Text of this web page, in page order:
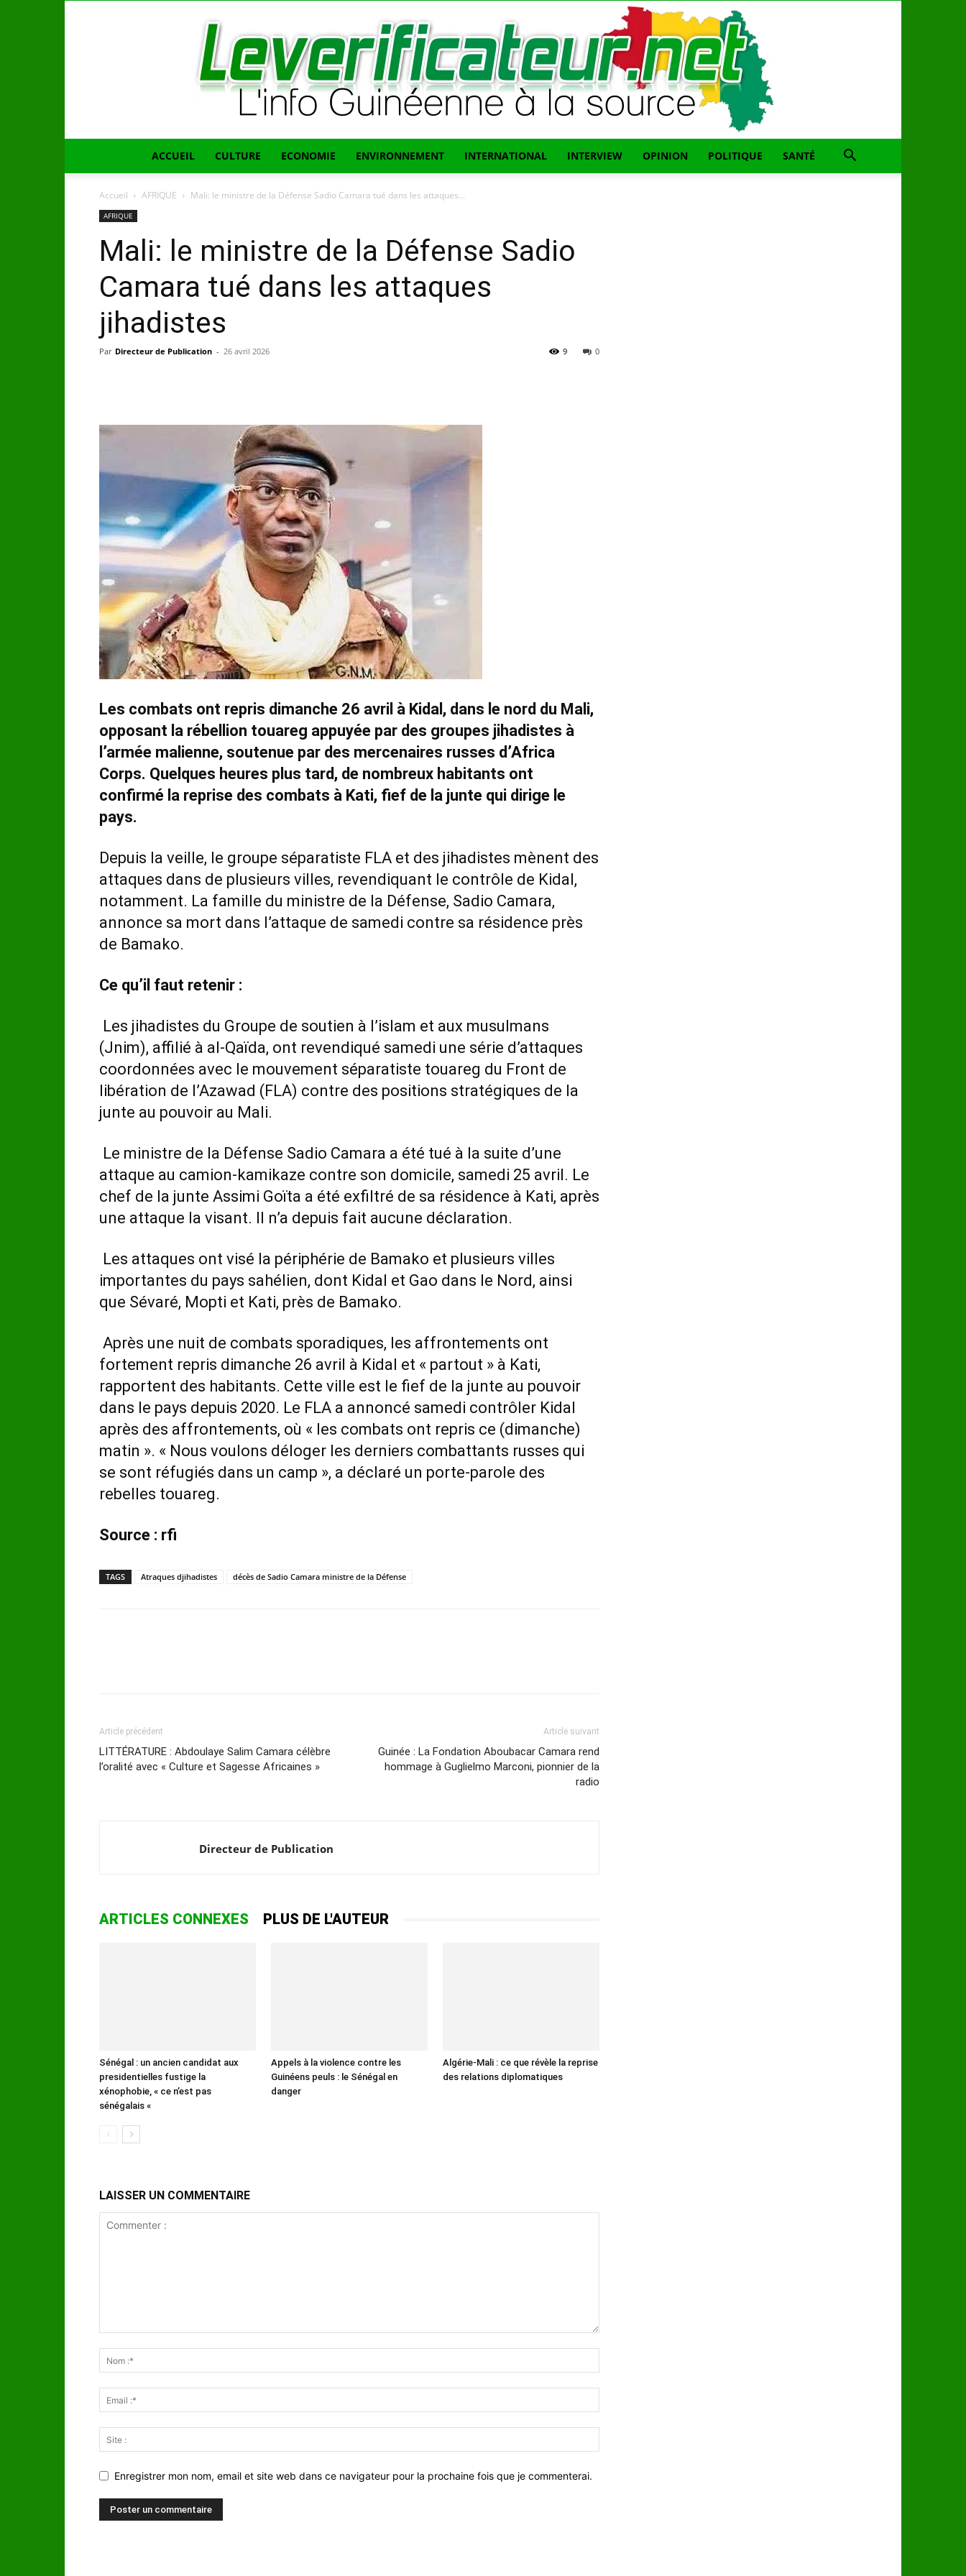
ACCUEIL CULTURE ECONOMIE ENVIRONNEMENT INTERNATIONAL INTERVIEW OPINION POLITIQUE SANTÉ
Accueil AFRIQUE Mali: le ministre de la Défense Sadio Camara tué dans les attaques...
AFRIQUE
Mali: le ministre de la Défense Sadio
Camara tué dans les attaques
jihadistes
Par Directeur de Publication - 26 avril 2026 0
9
Les combats ont repris dimanche 26 avril à Kidal, dans le nord du Mali,
opposant la rébellion touareg appuyée par des groupes jihadistes à
l’armée malienne, soutenue par des mercenaires russes d’Africa
Corps. Quelques heures plus tard, de nombreux habitants ont
confirmé la reprise des combats à Kati, fief de la junte qui dirige le
pays.
Depuis la veille, le groupe séparatiste FLA et des jihadistes mènent des
attaques dans de plusieurs villes, revendiquant le contrôle de Kidal,
notamment. La famille du ministre de la Défense, Sadio Camara,
annonce sa mort dans l’attaque de samedi contre sa résidence près
de Bamako.
Ce qu’il faut retenir :
Les jihadistes du Groupe de soutien à l’islam et aux musulmans
(Jnim), affilié à al-Qaïda, ont revendiqué samedi une série d’attaques
coordonnées avec le mouvement séparatiste touareg du Front de
libération de l’Azawad (FLA) contre des positions stratégiques de la
junte au pouvoir au Mali.
Le ministre de la Défense Sadio Camara a été tué à la suite d’une
attaque au camion-kamikaze contre son domicile, samedi 25 avril. Le
chef de la junte Assimi Goïta a été exfiltré de sa résidence à Kati, après
une attaque la visant. Il n’a depuis fait aucune déclaration.
Les attaques ont visé la périphérie de Bamako et plusieurs villes
importantes du pays sahélien, dont Kidal et Gao dans le Nord, ainsi
que Sévaré, Mopti et Kati, près de Bamako.
Après une nuit de combats sporadiques, les affrontements ont
fortement repris dimanche 26 avril à Kidal et « partout » à Kati,
rapportent des habitants. Cette ville est le fief de la junte au pouvoir
dans le pays depuis 2020. Le FLA a annoncé samedi contrôler Kidal
après des affrontements, où « les combats ont repris ce (dimanche)
matin ». « Nous voulons déloger les derniers combattants russes qui
se sont réfugiés dans un camp », a déclaré un porte-parole des
rebelles touareg.
Source : rfi
TAGS Atraques djihadistes décès de Sadio Camara ministre de la Défense
Article précédent
LITTÉRATURE : Abdoulaye Salim Camara célèbre
l’oralité avec « Culture et Sagesse Africaines »
Article suivant
Guinée : La Fondation Aboubacar Camara rend
hommage à Guglielmo Marconi, pionnier de la
radio
Directeur de Publication
ARTICLES CONNEXES PLUS DE L'AUTEUR
Sénégal : un ancien candidat aux
presidentielles fustige la
xénophobie, « ce n’est pas
sénégalais «
Appels à la violence contre les
Guinéens peuls : le Sénégal en
danger
Algérie-Mali : ce que révèle la reprise
des relations diplomatiques
LAISSER UN COMMENTAIRE
Enregistrer mon nom, email et site web dans ce navigateur pour la prochaine fois que je commenterai.